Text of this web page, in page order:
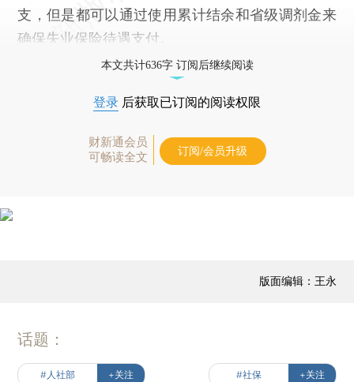
支，但是都可以通过使用累计结余和省级调剂金来
确保失业保险待遇支付。
本文共计636字 订阅后继续阅读
登录 后获取已订阅的阅读权限
财新通会员
可畅读全文
订阅/会员升级
版面编辑：王永
话题：
#人社部 +关注 #社保 +关注